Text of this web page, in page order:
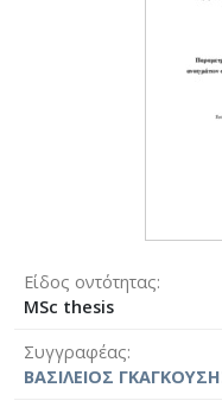
Είδος οντότητας
MSc thesis
Συγγραφέας
ΒΑΣΙΛΕΙΟΣ